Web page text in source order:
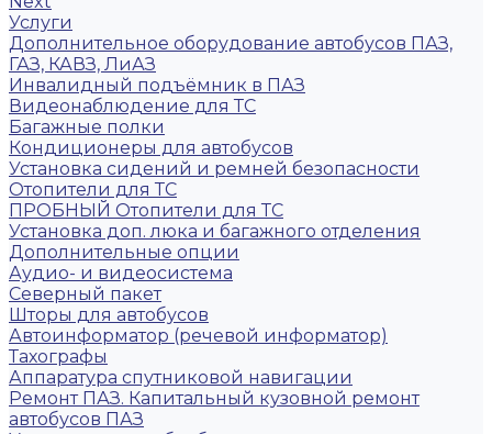
Услуги
Дополнительное оборудование автобусов ПАЗ,
ГАЗ, КАВЗ, ЛиАЗ
Инвалидный подъёмник в ПАЗ
Видеонаблюдение для ТС
Багажные полки
Кондиционеры для автобусов
Установка сидений и ремней безопасности
Отопители для ТС
ПРОБНЫЙ Отопители для ТС
Установка доп. люка и багажного отделения
Дополнительные опции
Аудио- и видеосистема
Северный пакет
Шторы для автобусов
Автоинформатор (речевой информатор)
Тахографы
Аппаратура спутниковой навигации
Ремонт ПАЗ. Капитальный кузовной ремонт
автобусов ПАЗ